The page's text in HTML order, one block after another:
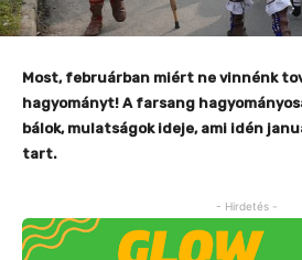
Most, februárban miért ne vinnénk
hagyományt! A farsang
bálok, mulatságok ideje, ami idén
tart.
- Hirdetés -